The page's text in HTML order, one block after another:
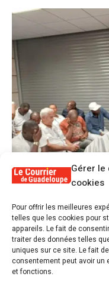
Gérer le
cookies
Pour offrir les meilleures
telles que les cookies pour
appareils. Le fait de
traiter des données telles
uniques sur ce site. Le fait
consentement peut avoir
et fonctions.
1 Alex Lollia :
une forme
transformer